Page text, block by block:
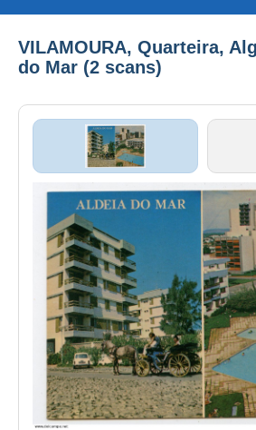
VILAMOURA, Quarteira,
do Mar (2 scans)